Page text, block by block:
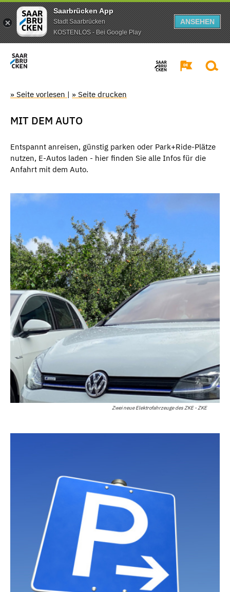
Saarbrücken App
Stadt Saarbrücken
KOSTENLOS - Bei Google Play
ANSEHEN
» Seite vorlesen | » Seite drucken
MIT DEM AUTO
Entspannt anreisen, günstig parken oder Park+Ride-Plätze
nutzen, E-Autos laden - hier finden Sie alle Infos für die
Anfahrt mit dem Auto.
Zwei neue Elektrofahrzeuge des ZKE - ZKE